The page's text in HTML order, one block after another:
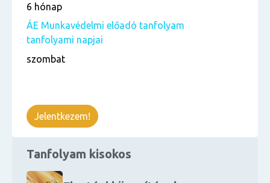
Tanfolyam kisokos
6 hónap
ÁE Munkavédelmi előadó tanfolyam
tanfolyami napjai
szombat
Jelentkezem!